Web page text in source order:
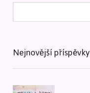
Nejnovější příspěvky